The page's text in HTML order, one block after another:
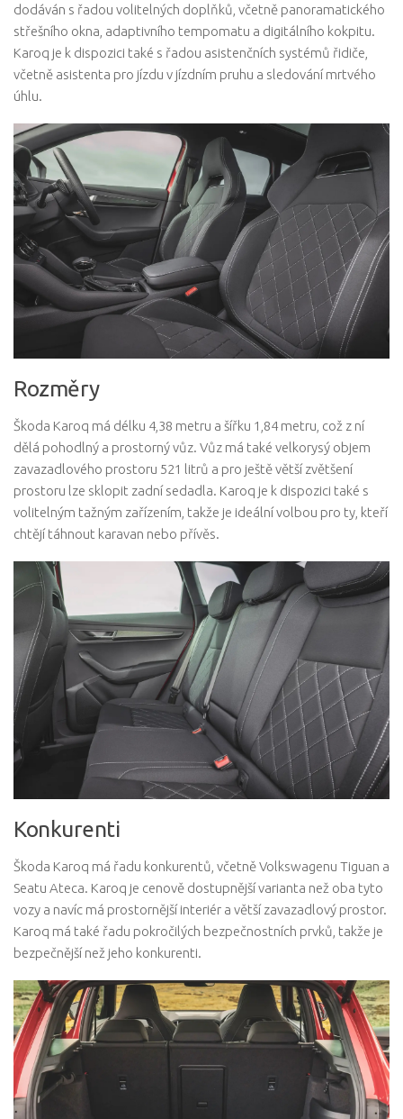
dodáván s řadou volitelných doplňků, včetně panoramatického
střešního okna, adaptivního tempomatu a digitálního kokpitu.
Karoq je k dispozici také s řadou asistenčních systémů řidiče,
včetně asistenta pro jízdu v jízdním pruhu a sledování mrtvého
úhlu.
Rozměry
Škoda Karoq má délku 4,38 metru a šířku 1,84 metru, což z ní
dělá pohodlný a prostorný vůz. Vůz má také velkorysý objem
zavazadlového prostoru 521 litrů a pro ještě větší zvětšení
prostoru lze sklopit zadní sedadla. Karoq je k dispozici také s
volitelným tažným zařízením, takže je ideální volbou pro ty, kteří
chtějí táhnout karavan nebo přívěs.
Konkurenti
Škoda Karoq má řadu konkurentů, včetně Volkswagenu Tiguan a
Seatu Ateca. Karoq je cenově dostupnější varianta než oba tyto
vozy a navíc má prostornější interiér a větší zavazadlový prostor.
Karoq má také řadu pokročilých bezpečnostních prvků, takže je
bezpečnější než jeho konkurenti.